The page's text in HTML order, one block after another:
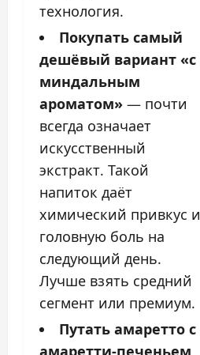
технология.
Покупать самый
дешёвый вариант «с
миндальным
ароматом» — почти
всегда означает
искусственный
экстракт. Такой
напиток даёт
химический привкус и
головную боль на
следующий день.
Лучше взять средний
сегмент или премиум.
Путать амаретто с
амаретти-печеньем